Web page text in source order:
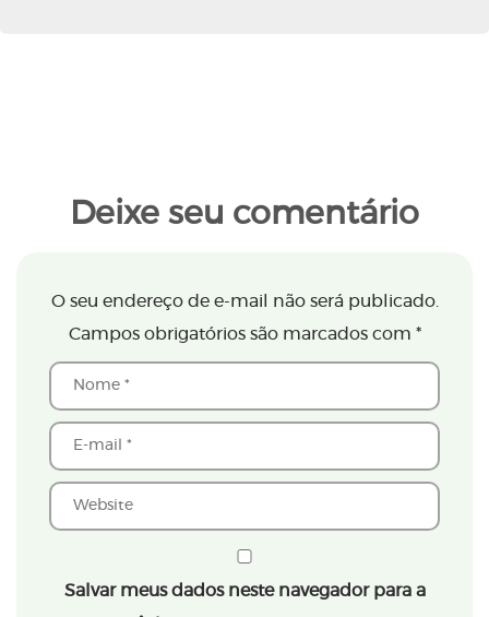
Deixe seu comentário
O seu endereço de e-mail não será publicado.
Campos obrigatórios são marcados com *
Salvar meus dados neste navegador para a